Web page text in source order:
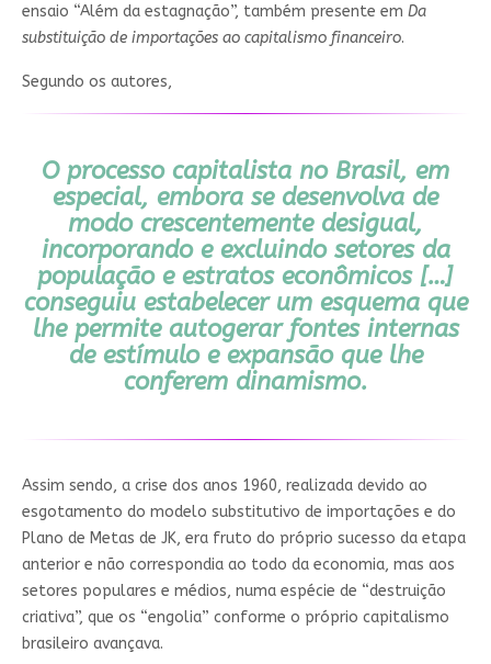
ensaio “Além da estagnação”, também presente em Da
substituição de importações ao capitalismo financeiro.
Segundo os autores,
O processo capitalista no Brasil, em
especial, embora se desenvolva de
modo crescentemente desigual,
incorporando e excluindo setores da
população e estratos econômicos […]
conseguiu estabelecer um esquema que
lhe permite autogerar fontes internas
de estímulo e expansão que lhe
conferem dinamismo.
Assim sendo, a crise dos anos 1960, realizada devido ao
esgotamento do modelo substitutivo de importações e do
Plano de Metas de JK, era fruto do próprio sucesso da etapa
anterior e não correspondia ao todo da economia, mas aos
setores populares e médios, numa espécie de “destruição
criativa”, que os “engolia” conforme o próprio capitalismo
brasileiro avançava.